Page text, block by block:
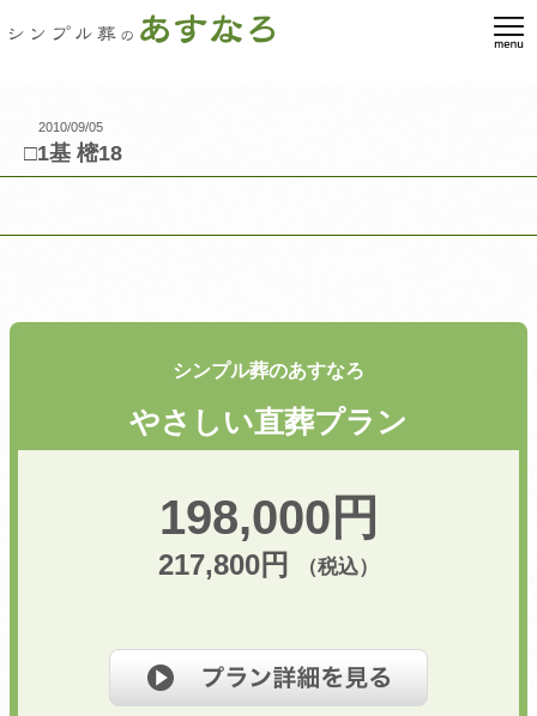
2010/09/05
□1基 樒18
シンプル葬のあすなろ
やさしい直葬プラン
198,000円
217,800円 （税込）